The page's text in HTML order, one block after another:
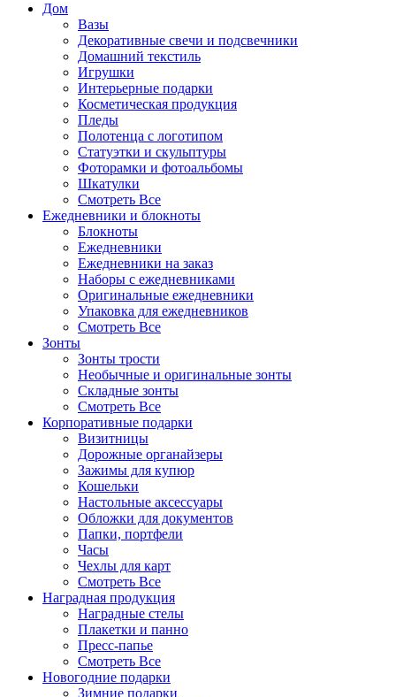
Дом
Вазы
Декоративные свечи и подсвечники
Домашний текстиль
Игрушки
Интерьерные подарки
Косметическая продукция
Пледы
Полотенца с логотипом
Статуэтки и скульптуры
Фоторамки и фотоальбомы
Шкатулки
Смотреть Все
Ежедневники и блокноты
Блокноты
Ежедневники
Ежедневники на заказ
Наборы с ежедневниками
Оригинальные ежедневники
Упаковка для ежедневников
Смотреть Все
Зонты
Зонты трости
Необычные и оригинальные зонты
Складные зонты
Смотреть Все
Корпоративные подарки
Визитницы
Дорожные органайзеры
Зажимы для купюр
Кошельки
Настольные аксессуары
Обложки для документов
Папки, портфели
Часы
Чехлы для карт
Смотреть Все
Наградная продукция
Наградные стелы
Плакетки и панно
Пресс-папье
Смотреть Все
Новогодние подарки
Зимние подарки